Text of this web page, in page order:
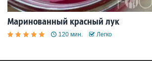
Маринованный красный лук
120 мин. Легко